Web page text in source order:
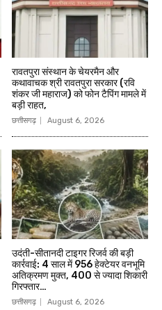
रावतपुरा संस्थान के चेयरमैन और
कथावाचक श्री रावतपुरा सरकार (रवि
शंकर जी महाराज) को फोन टैपिंग मामले में
बड़ी राहत,
छत्तीसगढ़ August 6, 2026
उदंती-सीतानदी टाइगर रिजर्व की बड़ी
कार्रवाई: 4 साल में 956 हेक्टेयर वनभूमि
अतिक्रमण मुक्त, 400 से ज्यादा शिकारी
गिरफ्तार…
छत्तीसगढ़ August 6, 2026